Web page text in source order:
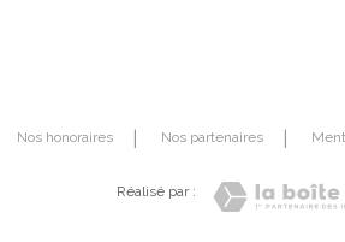
Nos honoraires Nos partenaires
Réalisé par :